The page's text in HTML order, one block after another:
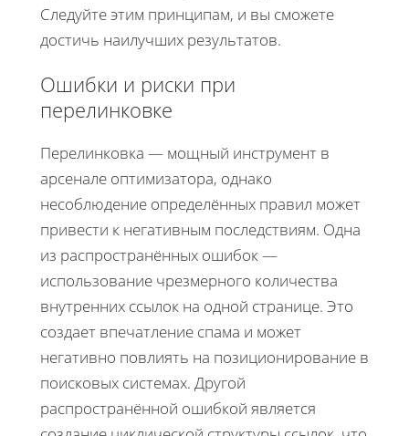
Следуйте этим принципам, и вы сможете
достичь наилучших результатов.
Ошибки и риски при
перелинковке
Перелинковка — мощный инструмент в
арсенале оптимизатора, однако
несоблюдение определённых правил может
привести к негативным последствиям. Одна
из распространённых ошибок —
использование чрезмерного количества
внутренних ссылок на одной странице. Это
создает впечатление спама и может
негативно повлиять на позиционирование в
поисковых системах. Другой
распространённой ошибкой является